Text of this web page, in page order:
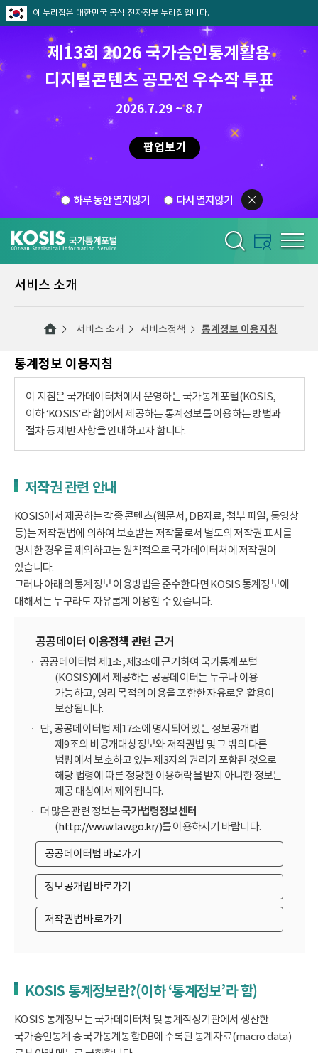
이 누리집은 대한민국 공식 전자정부 누리집입니다.
제13회 2026 국가승인통계활용
디지털콘텐츠 공모전 우수작 투표
2026.7.29 ~ 8.7
팝업보기
하루 동안 열지않기 다시 열지않기
서비스 소개
서비스 소개 서비스정책 통계정보 이용지침
통계정보 이용지침
이 지침은 국가데이터처에서 운영하는 국가통계포털(KOSIS,
이하 ‘KOSIS'라 함)에서 제공하는 통계정보를 이용하는 방법과
절차 등 제반 사항을 안내하고자 합니다.
저작권 관련 안내
KOSIS에서 제공하는 각종 콘텐츠(웹문서, DB자료, 첨부 파일, 동영상
등)는 저작권법에 의하여 보호받는 저작물로서 별도의 저작권 표시를
명시한 경우를 제외하고는 원칙적으로 국가데이터처에 저작권이
있습니다.
그러나 아래의 통계정보 이용방법을 준수한다면 KOSIS 통계정보에
대해서는 누구라도 자유롭게 이용할 수 있습니다.
공공데이터 이용정책 관련 근거
공공데이터법 제1조, 제3조에 근거하여 국가통계포털
(KOSIS)에서 제공하는 공공데이터는 누구나 이용
가능하고, 영리 목적의 이용을 포함한 자유로운 활용이
보장됩니다.
단, 공공데이터법 제17조에 명시되어 있는 정보공개법
제9조의 비공개대상정보와 저작권법 및 그 밖의 다른
법령에서 보호하고 있는 제3자의 권리가 포함된 것으로
해당 법령에 따른 정당한 이용허락을 받지 아니한 정보는
제공 대상에서 제외됩니다.
더 많은 관련 정보는국가법령정보센터
(http://www.law.go.kr/)를 이용하시기 바랍니다.
공공데이터법 바로가기
정보공개법 바로가기
저작권법 바로가기
KOSIS 통계정보란?(이하 ‘통계정보’라 함)
KOSIS 통계정보는 국가데이터처 및 통계작성기관에서 생산한
국가승인통계 중 국가통계통합DB에 수록된 통계자료(macro data)